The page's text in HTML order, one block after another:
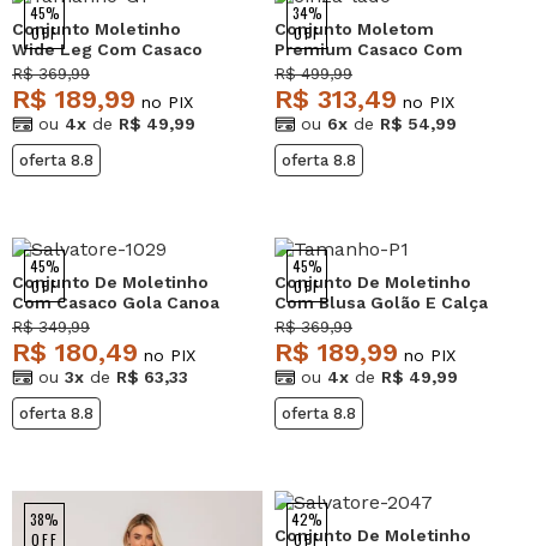
45%
OFF
Conjunto Moletinho
Wide Leg Com Casaco
de Capuz Preto
Salvatore
R$ 369,99
R$ 189,99 no PIX
ou 4x de R$ 49,99
oferta 8.8
34%
OFF
Conjunto Moletom
Premium Casaco Com
bolsos e Wide Leg Cinza
Salvatore
R$ 499,99
R$ 313,49 no PIX
ou 6x de R$ 54,99
oferta 8.8
45%
OFF
Conjunto De Moletinho
Com Casaco Gola Canoa
E Calça Jogger Preto
Salvatore
R$ 349,99
R$ 180,49 no PIX
ou 3x de R$ 63,33
oferta 8.8
45%
OFF
Conjunto De Moletinho
Com Blusa Golão E Calça
Wide Leg Preto
Salvatore
R$ 369,99
R$ 189,99 no PIX
ou 4x de R$ 49,99
oferta 8.8
38%
OFF
42%
OFF
Conjunto De Moletinho